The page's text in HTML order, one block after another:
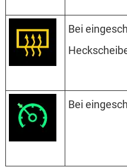
Bei
Bei